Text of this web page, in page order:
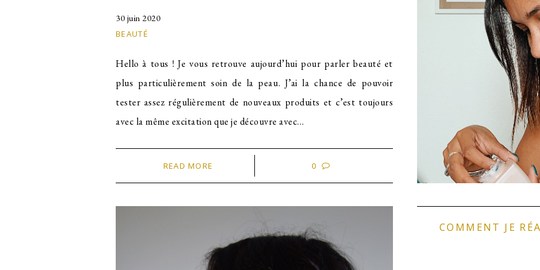
30 juin 2020
BEAUTÉ
Hello à tous ! Je vous retrouve aujourd’hui pour parler beauté et
plus particulièrement soin de la peau. J’ai la chance de pouvoir
tester assez régulièrement de nouveaux produits et c’est toujours
avec la même excitation que je découvre avec…
READ MORE 0
COMMENT JE